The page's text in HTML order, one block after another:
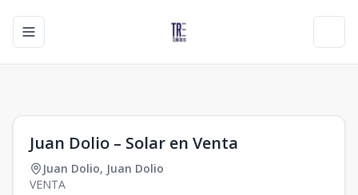
Toggle navigation menu
Juan Dolio – Solar en Venta
Juan Dolio, Juan Dolio
VENTA